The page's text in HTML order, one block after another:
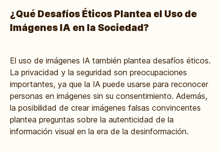
¿Qué Desafíos Éticos Plantea el Uso de
Imágenes IA en la Sociedad?
El uso de imágenes IA también plantea desafíos éticos.
La privacidad y la seguridad son preocupaciones
importantes, ya que la IA puede usarse para reconocer
personas en imágenes sin su consentimiento. Además,
la posibilidad de crear imágenes falsas convincentes
plantea preguntas sobre la autenticidad de la
información visual en la era de la desinformación.